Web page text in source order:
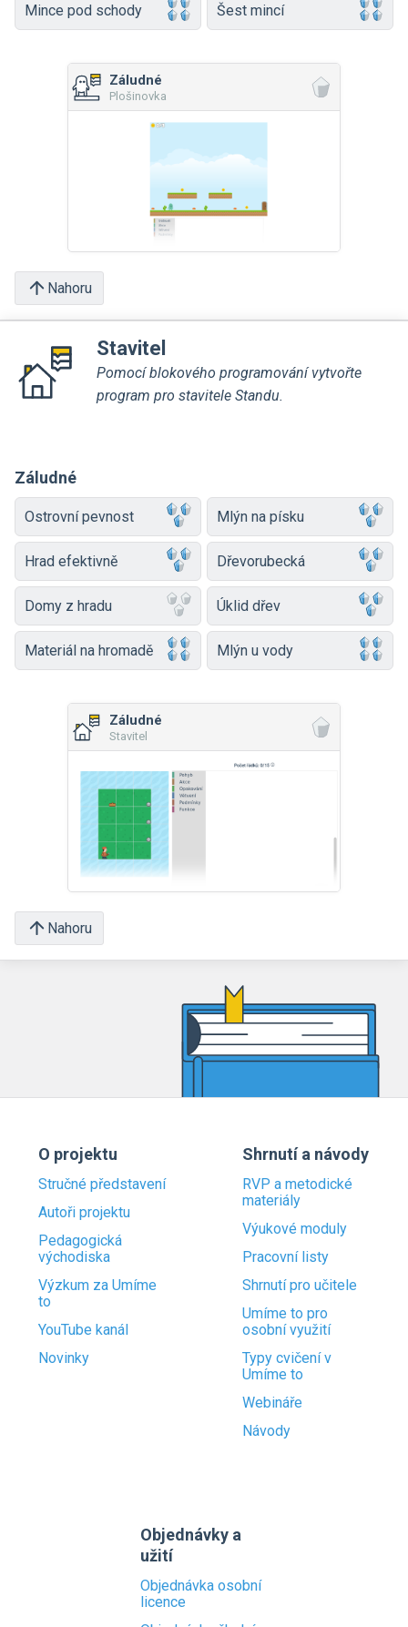
Mince pod schody Šest mincí
Záludné
Plošinovka
Nahoru
Stavitel
Pomocí blokového programování vytvořte
program pro stavitele Standu.
Záludné
Ostrovní pevnost Mlýn na písku
Hrad efektivně Dřevorubecká
Domy z hradu Úklid dřev
Materiál na hromadě Mlýn u vody
Záludné
Stavitel
Nahoru
O projektu
Stručné představení
Autoři projektu
Pedagogická
východiska
Výzkum za Umíme
to
YouTube kanál
Novinky
Shrnutí a návody
RVP a metodické
materiály
Výukové moduly
Pracovní listy
Shrnutí pro učitele
Umíme to pro
osobní využití
Typy cvičení v
Umíme to
Webináře
Návody
Objednávky a
užití
Objednávka osobní
licence